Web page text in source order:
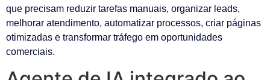
que precisam reduzir tarefas manuais, organizar leads,
melhorar atendimento, automatizar processos, criar páginas
otimizadas e transformar tráfego em oportunidades
comerciais.